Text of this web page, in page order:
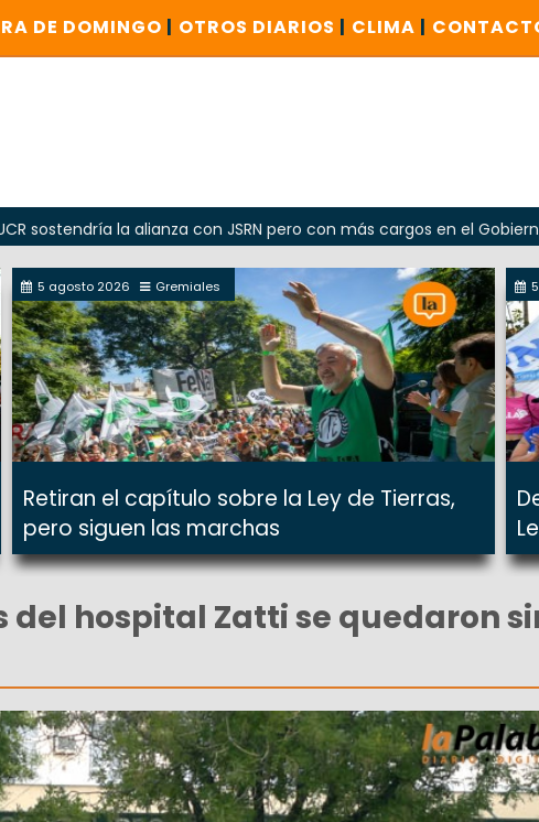
DE DOMINGO | OTROS DIARIOS | CLIMA |
la alianza con JSRN pero con más cargos en el Gobierno
5 agosto 2026 Gremiales
Retiran el capítulo sobre la Ley de Tierras,
pero siguen las marchas
del hospital Zatti se quedaron